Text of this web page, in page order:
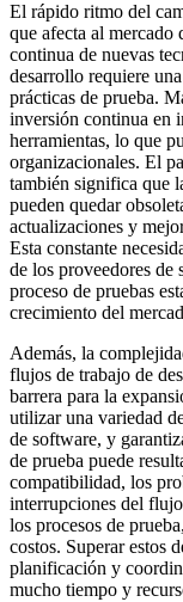
El rápido ritmo del
que afecta al mercado
continua de nuevas
desarrollo requiere
prácticas de prueba.
inversión continua en
herramientas, lo que
organizacionales. El
también significa que
pueden quedar
actualizaciones y
Esta constante
de los proveedores de
proceso de pruebas
crecimiento del
Además, la
flujos de trabajo de
barrera para la
utilizar una variedad
de software, y
de prueba puede
compatibilidad, los
interrupciones del
los procesos de
costos. Superar estos
planificación y
mucho tiempo y